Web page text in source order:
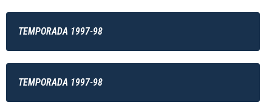
TEMPORADA 1997-98
TEMPORADA 1997-98